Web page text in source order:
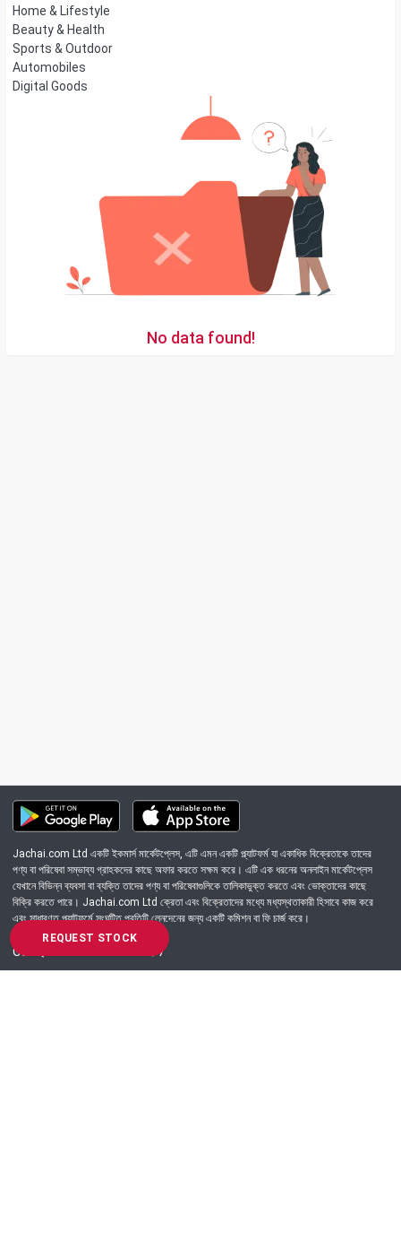
REQUEST STOCK
Home & Lifestyle
Beauty & Health
Sports & Outdoor
Automobiles
Digital Goods
No data found!
Jachai.com Ltd একটি ইকমার্স মার্কেটপ্লেস, এটি এমন একটি প্ল্যাটফর্ম যা একাধিক বিক্রেতাকে তাদের
পণ্য বা পরিষেবা সম্ভাব্য গ্রাহকদের কাছে অফার করতে সক্ষম করে। এটি এক ধরনের অনলাইন মার্কেটপ্লেস
যেখানে বিভিন্ন ব্যবসা বা ব্যক্তি তাদের পণ্য বা পরিষেবাগুলিকে তালিকাভুক্ত করতে এবং ভোক্তাদের কাছে
বিক্রি করতে পারে। Jachai.com Ltd ক্রেতা এবং বিক্রেতাদের মধ্যে মধ্যস্থতাকারী হিসাবে কাজ করে
এবং সাধারণত প্ল্যাটফর্মে সংঘটিত প্রতিটি লেনদেনের জন্য একটি কমিশন বা ফি চার্জ করে।
Got Question? Call us 24/7